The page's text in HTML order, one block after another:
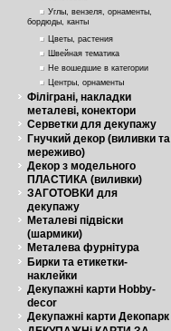
Углы, вензеля, орнаменты,
бордюды, канты
Цветы, растения
Швейная тематика
Не вошедшие в категории
Центры, орнаменты
Філіграні, накладки
металеві, конектори
Серветки для декупажу
Гнучкий декор (виливки та
мереживо)
Декор з модельного
ПЛАСТИКА (виливки)
ЗАГОТОВКИ для
декупажу
Металеві підвіски
(шармики)
Металева фурнітура
Бирки та етикетки-
наклейки
Декупажні карти Hobby-
decor
Декупажні карти Декопарк